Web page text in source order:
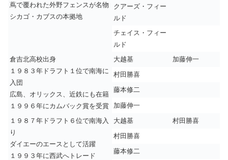
蔦で覆われた外野フェンスが名物
シカゴ・カブスの本拠地
クアーズ・フィー
ルド
チェイス・フィー
ルド
倉吉北高校出身
１９８３年ドラフト１位で南海に
入団
広島、オリックス、近鉄にも在籍
１９９６年にカムバック賞を受賞
大越基
加藤伸一
村田勝喜
藤本修二
加藤伸一
１９８７年ドラフト６位で南海入
り
ダイエーのエースとして活躍
１９９３年に西武へトレード
大越基
村田勝喜
村田勝喜
藤本修二